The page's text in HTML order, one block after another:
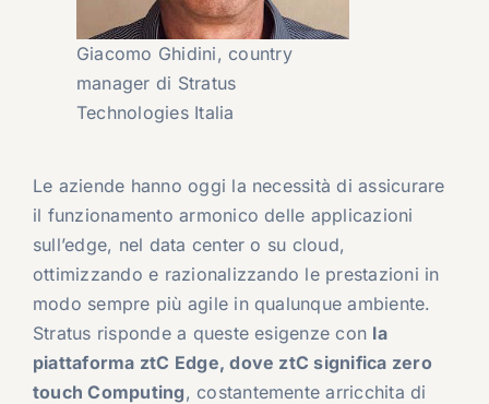
Giacomo Ghidini, country
manager di Stratus
Technologies Italia
Le aziende hanno oggi la necessità di assicurare
il funzionamento armonico delle applicazioni
sull’edge, nel data center o su cloud,
ottimizzando e razionalizzando le prestazioni in
modo sempre più agile in qualunque ambiente.
Stratus risponde a queste esigenze con la
piattaforma ztC Edge, dove ztC significa zero
touch Computing, costantemente arricchita di